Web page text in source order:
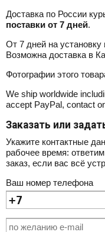
Доставка по России
поставки от 7 дней.
От 7 дней на установку
Возможна доставка в
Фотографии этого
We ship worldwide
accept PayPal, contact
Заказать или
Укажите контактные
рабочее время:
заказ, если вас всё
Ваш номер телефона